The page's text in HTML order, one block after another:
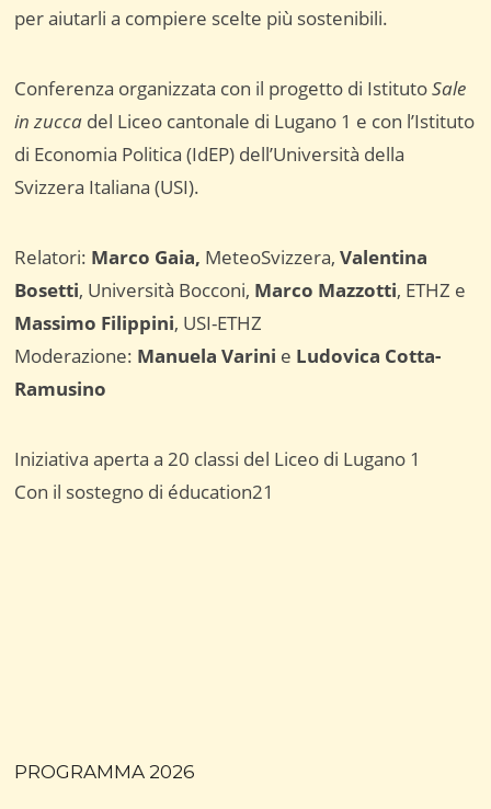
per aiutarli a compiere scelte più sostenibili.
Conferenza organizzata con il progetto di IstitutoSale
in zucca del Liceo cantonale di Lugano 1 e con l’Istituto
di Economia Politica (IdEP) dell’Università della
Svizzera Italiana (USI).
Relatori: Marco Gaia, MeteoSvizzera,Valentina
Bosetti, Università Bocconi, Marco Mazzotti, ETHZ e
Massimo Filippini, USI-ETHZ
Moderazione: Manuela Varini e Ludovica Cotta-
Ramusino
Iniziativa aperta a 20 classi del Liceo di Lugano 1
Con il sostegno di éducation21
PROGRAMMA 2026